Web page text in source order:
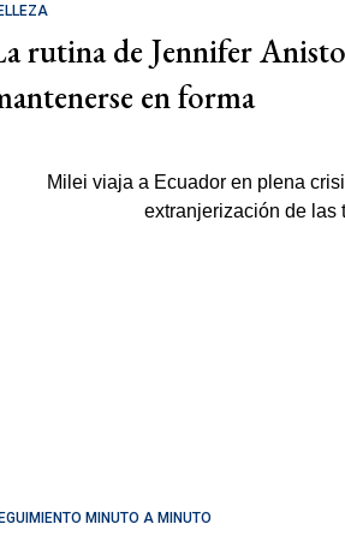
rutina de Jennifer
en forma
MINUTO A MINUTO